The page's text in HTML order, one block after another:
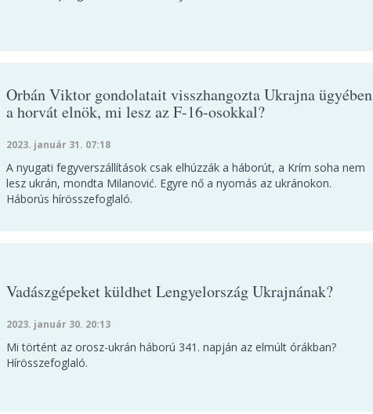
Orbán Viktor gondolatait visszhangozta Ukrajna ügyében
a horvát elnök, mi lesz az F-16-osokkal?
2023. január 31. 07:18
A nyugati fegyverszállítások csak elhúzzák a háborút, a Krím soha nem
lesz ukrán, mondta Milanović. Egyre nő a nyomás az ukránokon.
Háborús hírösszefoglaló.
Vadászgépeket küldhet Lengyelország Ukrajnának?
2023. január 30. 20:13
Mi történt az orosz-ukrán háború 341. napján az elmúlt órákban?
Hírösszefoglaló.